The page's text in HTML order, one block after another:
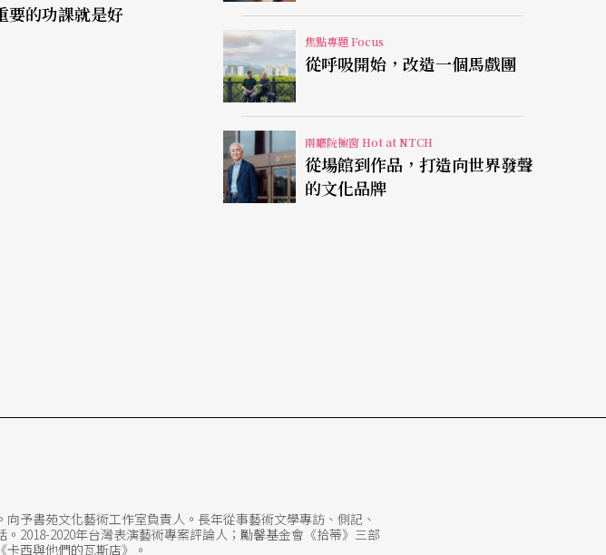
要的功課就是好
焦點專題 Focus
從呼吸開始，改造一個馬戲團
兩廳院櫥窗 Hot at NTCH
從場館到作品，打造向世界發聲
的文化品牌
予書苑文化藝術工作室負責人。長年從事藝術文學專訪、側記、
2018-2020年台灣表演藝術專案評論人；勵馨基金會《拾蒂》三部
西與他們的瓦斯店》。